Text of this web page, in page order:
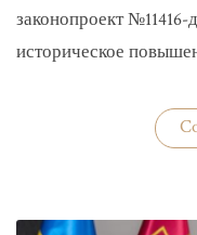
законопроект
историческое